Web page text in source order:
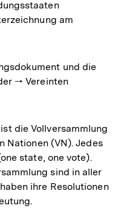
am
und die
🠒 Vereinten
ist die Vollversammlung
Nationen (VN). Jedes
state, one vote).
sind in aller
ihre Resolutionen